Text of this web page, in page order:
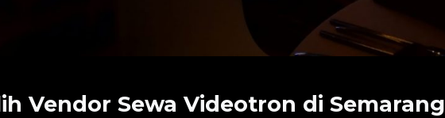
Vendor Sewa Videotron di Semarang